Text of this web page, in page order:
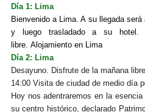
Día 1: Lima
Bienvenido a Lima. A su llegada
y luego trasladado a su
libre. Alojamiento en Lima
Día 2: Lima
Desayuno. Disfrute de la mañana
14:00 Visita de ciudad de medio día
Hoy nos adentraremos en la
su centro histórico, declarado